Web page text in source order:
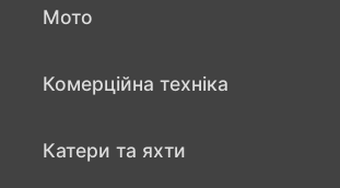
Мото
Комерційна техніка
Катери та яхти